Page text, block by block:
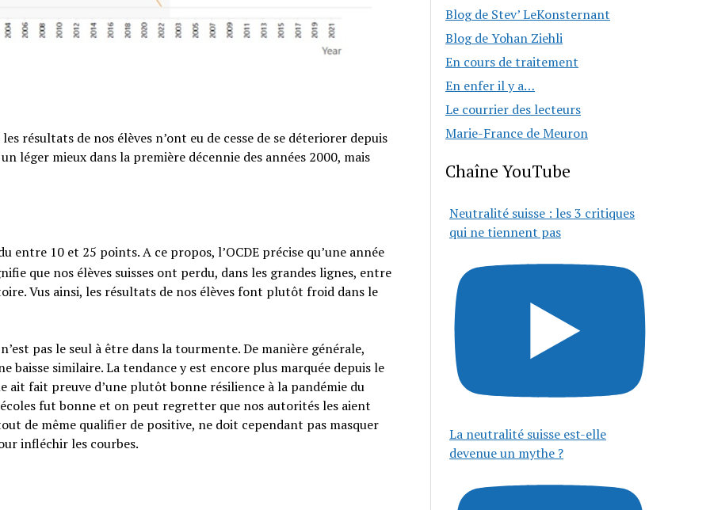
résultats de nos élèves n’ont eu de cesse de se déteriorer depuis
léger mieux dans la première décennie des années 2000, mais
entre 10 et 25 points. A ce propos, l’OCDE précise qu’une année
que nos élèves suisses ont perdu, dans les grandes lignes, entre
Vus ainsi, les résultats de nos élèves font plutôt froid dans le
pas le seul à être dans la tourmente. De manière générale,
baisse similaire. La tendance y est encore plus marquée depuis le
fait preuve d’une plutôt bonne résilience à la pandémie du
fut bonne et on peut regretter que nos autorités les aient
de même qualifier de positive, ne doit cependant pas masquer
infléchir les courbes.
Blog de Stev’ LeKonsternant
Blog de Yohan Ziehli
En cours de traitement
En enfer il y a…
Le courrier des lecteurs
Marie-France de Meuron
Chaîne YouTube
Neutralité suisse : les 3 critiques
qui ne tiennent pas
La neutralité suisse est-elle
devenue un mythe ?